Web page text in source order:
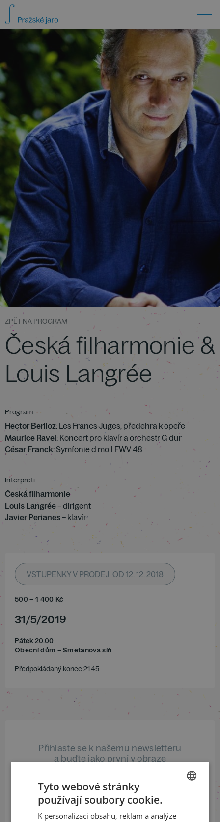
ZPĚT NA PROGRAM
Česká filharmonie &
Louis Langrée
Program
Hector Berlioz: Les Francs-Juges, předehra k opeře
Maurice Ravel: Koncert pro klavír a orchestr G dur
César Franck: Symfonie d moll FWV 48
Interpreti
Česká filharmonie
Louis Langrée– dirigent
Javier Perianes– klavír
VSTUPENKY V PRODEJI OD 12. 12. 2018
500 – 1 400 Kč
31/5/2019
Pátek 20.00
Obecní dům – Smetanova síň
Předpokládaný konec 21.45
Přihlaste se k našemu newsletteru
a buďte jako první v obraze
ODEBÍRAT NEWSLETTER
ENGLISH
Tyto webové stránky
používají soubory cookie.
K personalizaci obsahu, reklam a analýze